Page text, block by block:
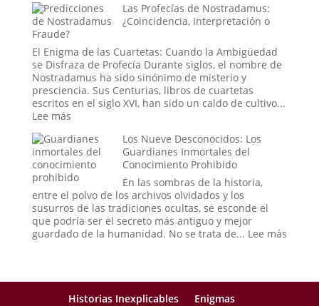
mensaje
de
estrellas?
Síndrome
de
«Cara
Vacía»:
Cuando
el
Mundo
se
de
Extraños
Las Profecías de Nostradamus:
¿Coincidencia, Interpretación o
Fraude?
El Enigma de las Cuartetas: Cuando la Ambigüedad
se Disfraza de Profecía Durante siglos, el nombre de
Nostradamus ha sido sinónimo de misterio y
presciencia. Sus Centurias, libros de cuartetas
escritos en el siglo XVI, han sido un caldo de cultivo...
Lee más:
Profecías
de
Nostradamus:
¿Coincidencia,
Interpretación
o
Fraude?
Los Nueve Desconocidos: Los
Guardianes Inmortales del
Conocimiento Prohibido
En las sombras de la historia,
entre el polvo de los archivos olvidados y los
susurros de las tradiciones ocultas, se esconde el
que podría ser el secreto más antiguo y mejor
guardado de la humanidad. No se trata de... Lee más:
Los
Historias Inexplicables
Enigmas